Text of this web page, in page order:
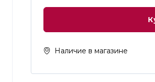
Наличие в магазине